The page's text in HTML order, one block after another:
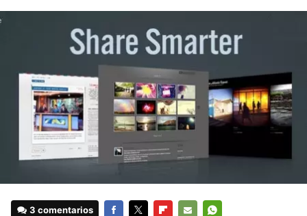
3 comentarios